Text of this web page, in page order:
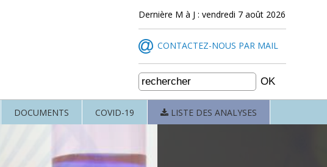
Dernière M à J : vendredi 7 août 2026
CONTACTEZ-NOUS PAR MAIL
DOCUMENTS COVID-19 LISTE DES ANALYSES